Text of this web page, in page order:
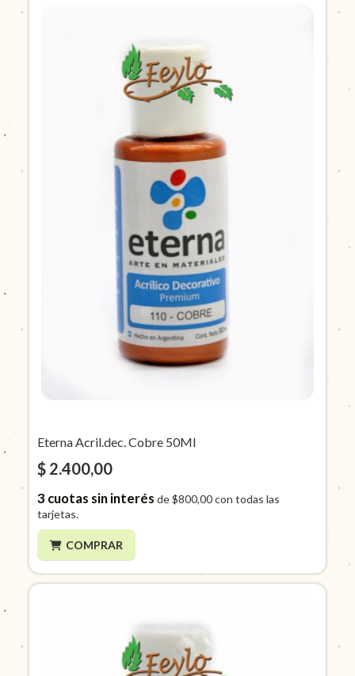
Eterna Acril.dec. Cobre 50Ml
$ 2.400,00
3cuotas sin interés de$800,00con todas las
tarjetas.
COMPRAR